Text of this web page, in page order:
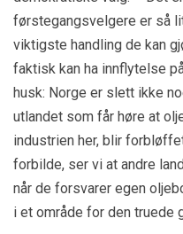
førstegangsvelgere er så
viktigste handling de kan
faktisk kan ha innflytelse
husk: Norge er slett ikke
utlandet som får høre at
industrien her, blir
forbilde, ser vi at andre
når de forsvarer egen
i et område for den truede